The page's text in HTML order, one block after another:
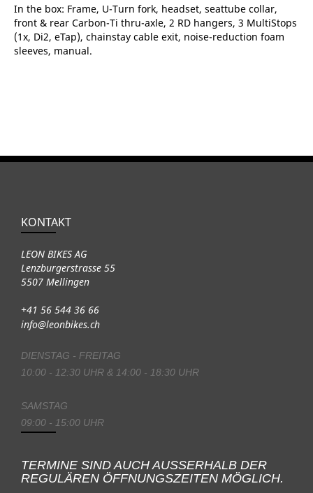
In the box: Frame, U-Turn fork, headset, seattube collar,
front & rear Carbon-Ti thru-axle, 2 RD hangers, 3 MultiStops
(1x, Di2, eTap), chainstay cable exit, noise-reduction foam
sleeves, manual.
KONTAKT
LEON BIKES AG
Lenzburgerstrasse 55
5507 Mellingen
+41 56 544 36 66
info@leonbikes.ch
DIENSTAG - FREITAG
10:00 - 12:30 UHR & 14:00 - 18:30 UHR
SAMSTAG
09:00 - 15:00 UHR
TERMINE SIND AUCH AUSSERHALB DER
REGULÄREN ÖFFNUNGSZEITEN MÖGLICH.